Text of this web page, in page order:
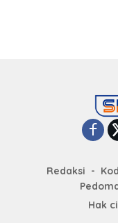
Redaksi
Hak